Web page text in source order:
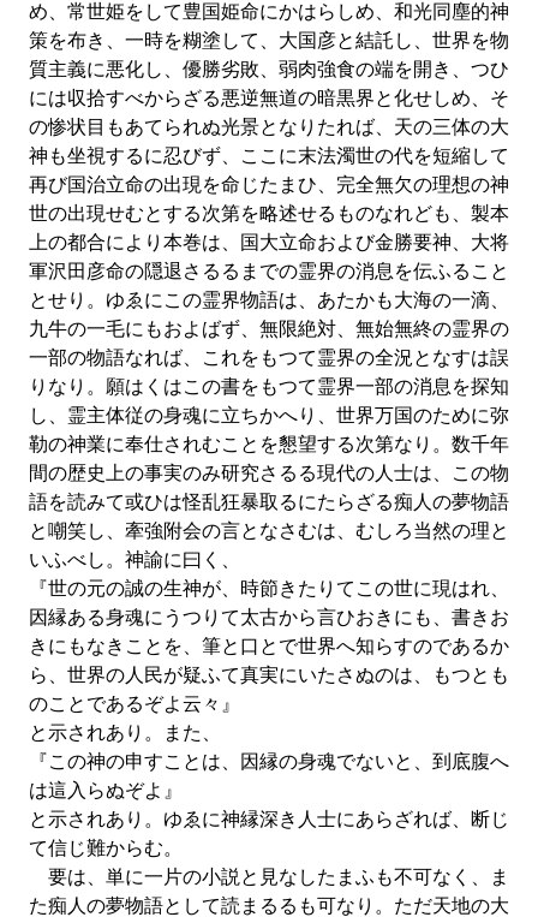
め、常世姫をして豊国姫命にかはらしめ、和光同塵的神
策を布き、一時を糊塗して、大国彦と結託し、世界を物
質主義に悪化し、優勝劣敗、弱肉強食の端を開き、つひ
には収拾すべからざる悪逆無道の暗黒界と化せしめ、そ
の惨状目もあてられぬ光景となりたれば、天の三体の大
神も坐視するに忍びず、ここに末法濁世の代を短縮して
再び国治立命の出現を命じたまひ、完全無欠の理想の神
世の出現せむとする次第を略述せるものなれども、製本
上の都合により本巻は、国大立命および金勝要神、大将
軍沢田彦命の隠退さるるまでの霊界の消息を伝ふること
とせり。ゆゑにこの霊界物語は、あたかも大海の一滴、
九牛の一毛にもおよばず、無限絶対、無始無終の霊界の
一部の物語なれば、これをもつて霊界の全況となすは誤
りなり。願はくはこの書をもつて霊界一部の消息を探知
し、霊主体従の身魂に立ちかへり、世界万国のために弥
勒の神業に奉仕されむことを懇望する次第なり。数千年
間の歴史上の事実のみ研究さるる現代の人士は、この物
語を読みて或ひは怪乱狂暴取るにたらざる痴人の夢物語
と嘲笑し、牽強附会の言となさむは、むしろ当然の理と
いふべし。神諭に曰く、
『世の元の誠の生神が、時節きたりてこの世に現はれ、
因縁ある身魂にうつりて太古から言ひおきにも、書きお
きにもなきことを、筆と口とで世界へ知らすのであるか
ら、世界の人民が疑ふて真実にいたさぬのは、もつとも
のことであるぞよ云々』
と示されあり。また、
『この神の申すことは、因縁の身魂でないと、到底腹へ
は這入らぬぞよ』
と示されあり。ゆゑに神縁深き人士にあらざれば、断じ
て信じ難からむ。
要は、単に一片の小説と見なしたまふも不可なく、ま
た痴人の夢物語として読まるるも可なり。ただ天地の大